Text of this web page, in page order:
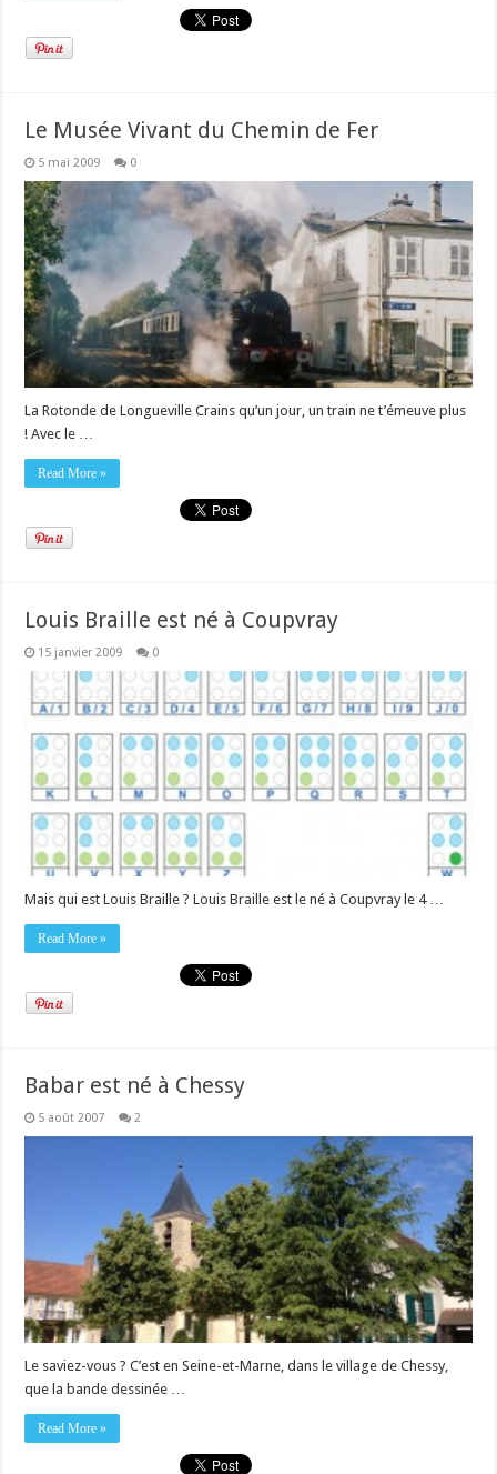
Le Musée Vivant du Chemin de Fer
5 mai 2009 0
La Rotonde de Longueville Crains qu’un jour, un train ne t’émeuve plus
! Avec le …
Read More »
Louis Braille est né à Coupvray
15 janvier 2009 0
Mais qui est Louis Braille ? Louis Braille est le né à Coupvray le 4 …
Read More »
Babar est né à Chessy
5 août 2007 2
Le saviez-vous ? C’est en Seine-et-Marne, dans le village de Chessy,
que la bande dessinée …
Read More »